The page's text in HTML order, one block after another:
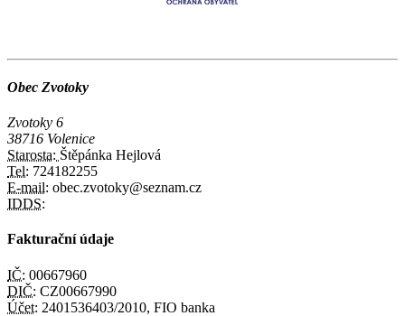
Obec Zvotoky
Zvotoky 6
38716 Volenice
Starosta: Štěpánka Hejlová
Tel: 724182255
E-mail: obec.zvotoky@seznam.cz
IDDS:
Fakturační údaje
IČ: 00667960
DIČ: CZ00667990
Účet: 2401536403/2010, FIO banka